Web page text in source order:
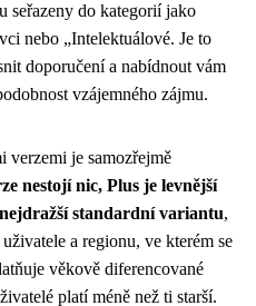
seřazeny do kategorií jako
nebo „Intelektuálové. Je to
doporučení a nabídnout vám
vzájemného zájmu.
je samozřejmě
nestojí nic, Plus je levnější
standardní variantu,
a regionu, ve kterém se
věkově diferencované
platí méně než ti starší.